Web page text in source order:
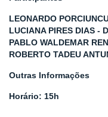
LEONARDO
LUCIANA PIRES DIAS -
PABLO WALDEMAR
ROBERTO TADEU
Outras Informações
Horário: 15h